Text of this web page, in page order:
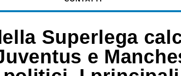
Superlega
e